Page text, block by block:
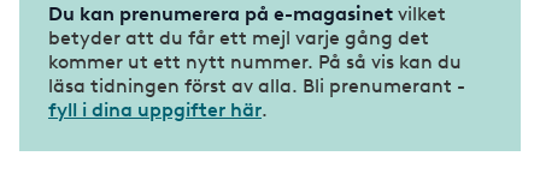
Du kan prenumerera på e-magasinet vilket
betyder att du får ett mejl varje gång det
kommer ut ett nytt nummer. På så vis kan du
läsa tidningen först av alla. Bli prenumerant -
fyll i dina uppgifter här.